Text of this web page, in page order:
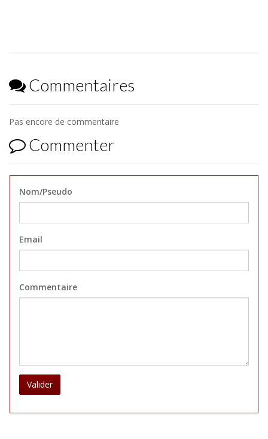
Commentaires
Pas encore de commentaire
Commenter
Nom/Pseudo
Email
Commentaire
Valider